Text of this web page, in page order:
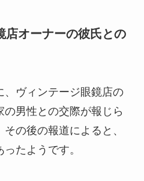
店オーナーの彼氏との
、ヴィンテージ眼鏡店の
男性との交際が報じら
の後の報道によると、
たようです。